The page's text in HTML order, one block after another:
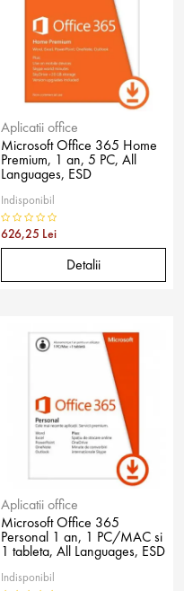
Aplicatii office
Microsoft Office 365 Home
Premium, 1 an, 5 PC, All
Languages, ESD
Indisponibil
626,25 Lei
Detalii
Aplicatii office
Microsoft Office 365
Personal 1 an, 1 PC/MAC si
1 tableta, All Languages, ESD
Indisponibil